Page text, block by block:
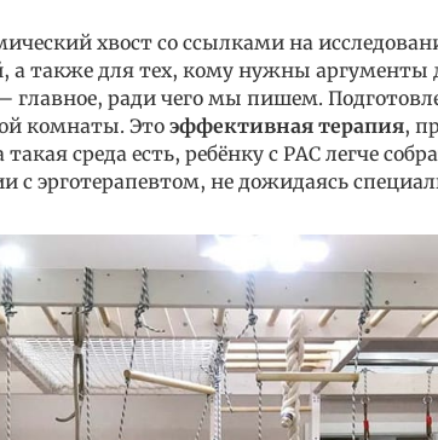
хвост со ссылками на
а также для тех, кому нужны аргументы
главное, ради чего мы пишем.
комнаты. Этоэффективная терапия,
такая среда есть, ребёнку с РАС легче
с эрготерапевтом, не дожидаясь